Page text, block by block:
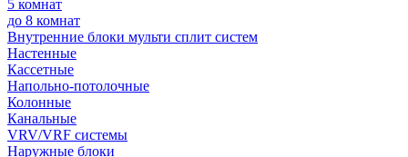
5 комнат
до 8 комнат
Внутренние блоки мульти сплит систем
Настенные
Кассетные
Напольно-потолочные
Колонные
Канальные
VRV/VRF системы
Наружные блоки